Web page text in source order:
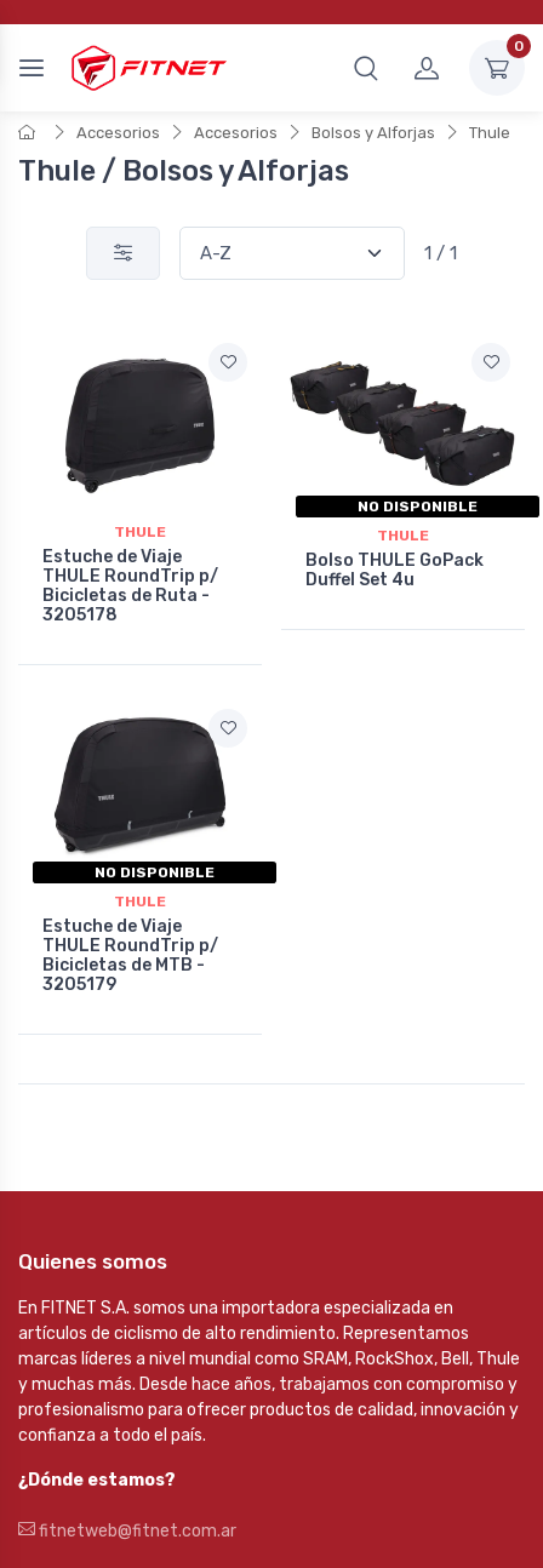
0
Accesorios Accesorios Bolsos y Alforjas Thule
Thule / Bolsos y Alforjas
1 / 1
THULE
Estuche de Viaje
THULE RoundTrip p/
Bicicletas de Ruta -
3205178
NO DISPONIBLE
THULE
Bolso THULE GoPack
Duffel Set 4u
NO DISPONIBLE
THULE
Estuche de Viaje
THULE RoundTrip p/
Bicicletas de MTB -
3205179
Quienes somos
En FITNET S.A. somos una importadora especializada en
artículos de ciclismo de alto rendimiento. Representamos
marcas líderes a nivel mundial como SRAM, RockShox, Bell, Thule
y muchas más. Desde hace años, trabajamos con compromiso y
profesionalismo para ofrecer productos de calidad, innovación y
confianza a todo el país.
¿Dónde estamos?
fitnetweb@fitnet.com.ar